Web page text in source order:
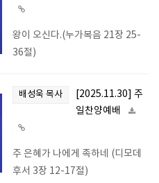
왕이 오신다.(누가복음 21장 25-
36절)
배성욱 목사
[2025.11.30] 주
일찬양예배
주 은혜가 나에게 족하네 (디모데
후서 3장 12-17절)